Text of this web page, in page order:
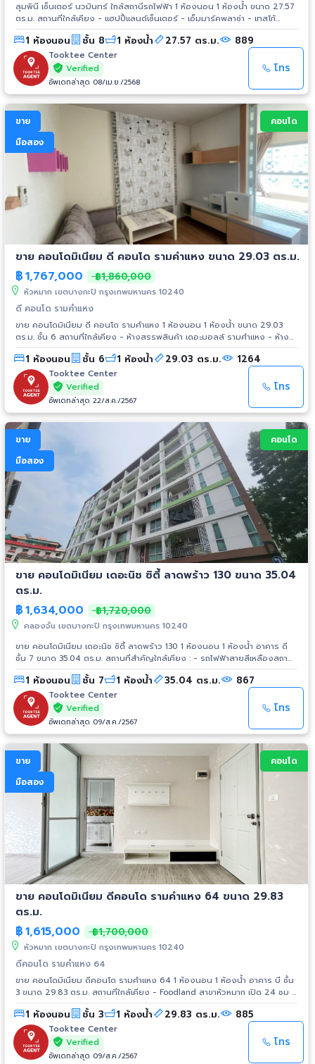
ลุมพินี เซ็นเตอร์ นวมินทร์ ใกล้สถานีรถไฟฟ้า 1 ห้องนอน 1 ห้องน้ำ ขนาด 27.57
ตร.ม. สถานที่ใกล้เคียง - แฮปปี้แลนด์เซ็นเตอร์ - เอ็มมาร์คพลาซ่า - เทสโก้
โลตัส บางกะปิ - พันธุ์ทิพพลาซ่า - โรงเรียนณัฏฐวุฒิวิทยา - โรงเรียนบางกะปิ
- โรงเรียนบ้านบางกะปิ - โรงเรียนพิชัยพัฒนา - โรงพยาบาลเวชธานี - โรง
พยาบาลวัตว์ แฮปปี้แลนด์ - สนามกีฬาการเคหะแห่งชาติคลองจั่น - สวนนวมิ
นทร์ภิรมย์ - การเคหะแห่งชาติ - สถาบันบัณฑิตพัฒนาบริหารศาสตร์ -
มหาวิทยาลัยรัตนบัณฑิต
1 ห้องนอน ชั้น 8 1 ห้องน้ำ 27.57 ตร.ม. 889
Tooktee Center
Verified
อัพเดทล่าสุด 08/เม.ย./2568
โทร
ขาย
มือสอง
คอนโด
ขาย คอนโดมิเนียม ดี คอนโด รามคำแหง ขนาด 29.03 ตร.ม.
฿1,767,000 ฿1,860,000
หัวหมาก เขตบางกะปิ กรุงเทพมหานคร 10240
ดี คอนโด รามคำแหง
ขาย คอนโดมิเนียม ดี คอนโด รามคำแหง 1 ห้องนอน 1 ห้องน้ำ ขนาด 29.03
ตร.ม. ชั้น 6 สถานที่ใกล้เคียง - ห้างสรรพสินค้า เดอะมอลล์ รามคำแหง - ห้าง
สรรพสินค้า บิ๊กซี - ฟู้ดแลนด์ - รพ. สมิติเวช ศรีนครินทร์
1 ห้องนอน ชั้น 6 1 ห้องน้ำ 29.03 ตร.ม. 1264
Tooktee Center
Verified
อัพเดทล่าสุด 22/ส.ค./2567
โทร
ขาย
มือสอง
คอนโด
ขาย คอนโดมิเนียม เดอะนิช ซิตี้ ลาดพร้าว 130 ขนาด 35.04
ตร.ม.
฿1,634,000 ฿1,720,000
คลองจั่น เขตบางกะปิ กรุงเทพมหานคร 10240
ขาย คอนโดมิเนียม เดอะนิช ซิตี้ ลาดพร้าว 130 1 ห้องนอน 1 ห้องน้ำ อาคาร ดี
ชั้น 7 ขนาด 35.04 ตร.ม. สถานที่สำคัญใกล้เคียง : - รถไฟฟ้าสายสีเหลืองสถานี
ลาดพร้าว101 - เดอะมอลล์บางกะปิ - รพ.เวชธานี - รพ.ลาดพร้าว - แม็คโคร -
เทสโก้โลตัส - ตะวันนา - ม.รามคำแหง - ม.เอแบค - สนามราชมังคลากีฬาสถาน
1 ห้องนอน ชั้น 7 1 ห้องน้ำ 35.04 ตร.ม. 867
Tooktee Center
Verified
อัพเดทล่าสุด 09/ส.ค./2567
โทร
ขาย
มือสอง
คอนโด
ขาย คอนโดมิเนียม ดีคอนโด รามคำแหง 64 ขนาด 29.83
ตร.ม.
฿1,615,000 ฿1,700,000
หัวหมาก เขตบางกะปิ กรุงเทพมหานคร 10240
ดีคอนโด รามคำแหง 64
ขาย คอนโดมิเนียม ดีคอนโด รามคำแหง 64 1 ห้องนอน 1 ห้องน้ำ อาคาร บี ชั้น
3 ขนาด 29.83 ตร.ม. สถานที่ใกล้เคียง - Foodland สาขาหัวหมาก เปิด 24 ชม -
KFC Drive thru เปิด 24 ชม - เดอะมอลล์รามคำแหง - ท่าเรือเดอะมอลล์
รามคำแหง - บิ๊กซีรามคำแหง - แอร์พอตลิงค์ รามคำแหง
1 ห้องนอน ชั้น 3 1 ห้องน้ำ 29.83 ตร.ม. 885
Tooktee Center
Verified
อัพเดทล่าสุด 09/ส.ค./2567
โทร